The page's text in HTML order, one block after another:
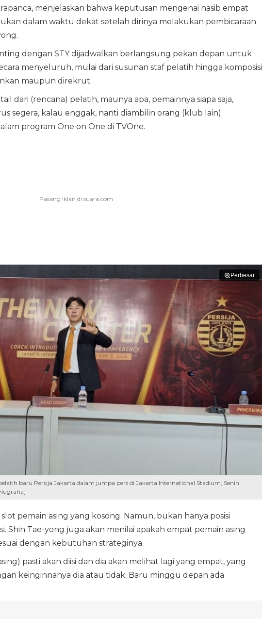
menjelaskan bahwa keputusan mengenai nasib empat
dalam waktu dekat setelah dirinya melakukan pembicaraan
dengan STY dijadwalkan berlangsung pekan depan untuk
menyeluruh, mulai dari susunan staf pelatih hingga komposisi
maupun direkrut.
dari (rencana) pelatih, maunya apa, pemainnya siapa saja,
segera, kalau enggak, nanti diambilin orang (klub lain)
program One on One di TVOne.
Perbesar
baru Persija Jakarta dalam jumpa pers di Jakarta International Stadium, Senin
pemain asing yang kosong. Namun, bukan hanya posisi
Shin Tae-yong juga akan menilai apakah empat pemain asing
dengan kebutuhan strateginya.
pasti akan diisi dan dia akan melihat lagi yang empat, yang
keinginnanya dia atau tidak. Baru minggu depan ada